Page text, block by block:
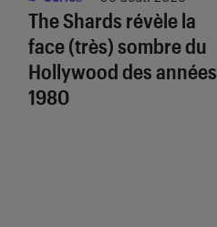
The Shards révèle la
face (très) sombre du
Hollywood des années
1980